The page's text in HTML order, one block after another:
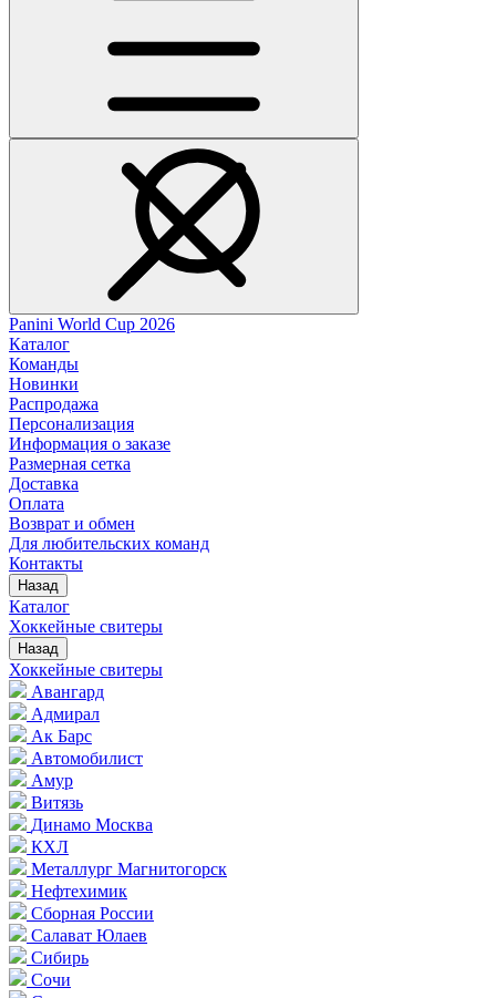
Panini World Cup 2026
Каталог
Команды
Новинки
Распродажа
Персонализация
Информация о заказе
Размерная сетка
Доставка
Оплата
Возврат и обмен
Для любительских команд
Контакты
Назад
Каталог
Хоккейные свитеры
Назад
Хоккейные свитеры
Авангард
Адмирал
Ак Барс
Автомобилист
Амур
Витязь
Динамо Москва
КХЛ
Металлург Магнитогорск
Нефтехимик
Сборная России
Салават Юлаев
Сибирь
Сочи